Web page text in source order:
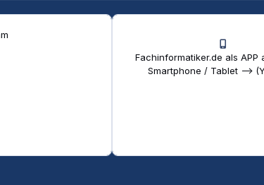
Fachinformatiker.de als APP
Smartphone / Tablet -->